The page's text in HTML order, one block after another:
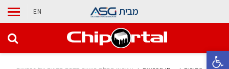
פתח סרגל נגישות
מבית EN